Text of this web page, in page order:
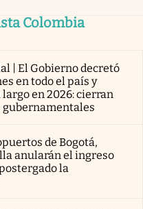
Colombia
| El Gobierno decretó
en todo el país y
en 2026: cierran
gubernamentales
de Bogotá,
anularán el ingreso
la